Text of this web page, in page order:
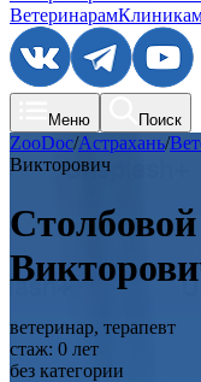
Ветеринарам
Меню Поиск
ZooDoc/Астрахань/
Викторович
ветеринар, терапевт
стаж: 0 лет
без категории